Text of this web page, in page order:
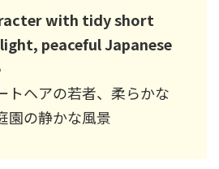
with tidy short
peaceful Japanese
トヘアの若者、柔らかな
園の静かな風景